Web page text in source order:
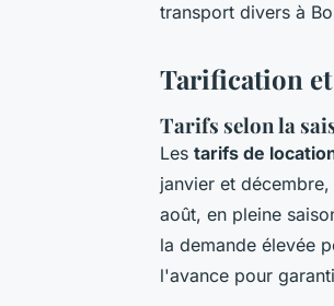
transport divers à
Tarification
Tarifs selon la
Les tarifs de
janvier et
août, en pleine
la demande élevée
l'avance pour